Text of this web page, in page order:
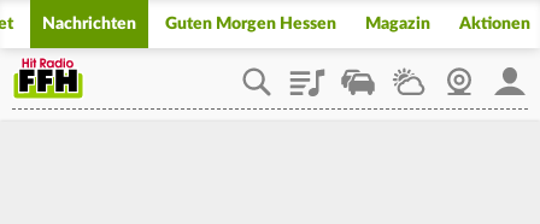
Nachrichten Guten Morgen Hessen Magazin Aktionen
PlaylistStaupilotWetterWebcam